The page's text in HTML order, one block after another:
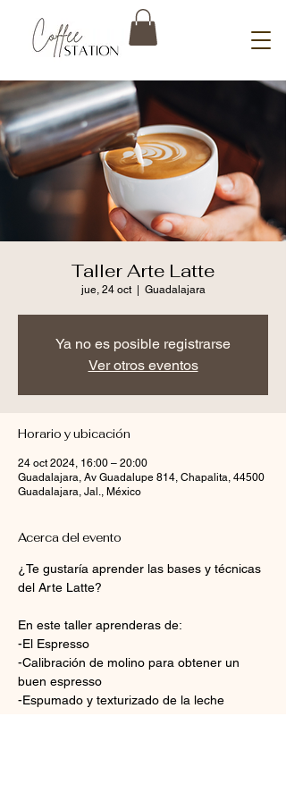
Taller Arte Latte
jue, 24 oct
  |
Guadalajara
Ya no es posible registrarse
Ver otros eventos
Horario y ubicación
24 oct 2024, 16:00 – 20:00
Guadalajara, Av Guadalupe 814, Chapalita, 44500
Guadalajara, Jal., México
Acerca del evento
¿Te gustaría aprender las bases y técnicas
del Arte Latte?
En este taller aprenderas de:
-El Espresso
-Calibración de molino para obtener un
buen espresso
-Espumado y texturizado de la leche